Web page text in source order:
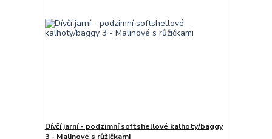
Dívčí jarní - podzimní softshellové kalhoty/baggy
3 - Malinové s růžičkami